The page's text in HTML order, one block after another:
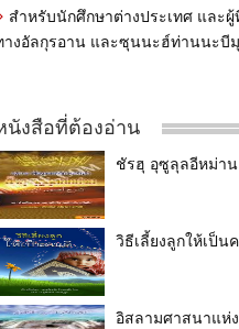
สำหรับนักศึกษาต่างประเทศ และ
างอัลกุรอาน และซุนนะฮ์ท่านนะบี
นังสือที่ต้องอ่าน
ชัรฮุ อุซูลุลอีหม่าน
วิธีเลี้ยงลูกให้เป็น
อิสลามศาสนาแห่